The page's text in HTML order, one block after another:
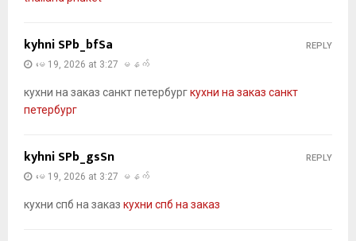
kyhni SPb_bfSa
မေ 19, 2026 at 3:27 မနက်
кухни на заказ санкт петербургкухни на заказ санкт
петербург
REPLY
kyhni SPb_gsSn
မေ 19, 2026 at 3:27 မနက်
кухни спб на заказ кухни спб на заказ
REPLY